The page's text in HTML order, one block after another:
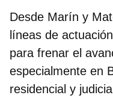
Desde Marín y
líneas de
para frenar el
especialmente en
residencial y